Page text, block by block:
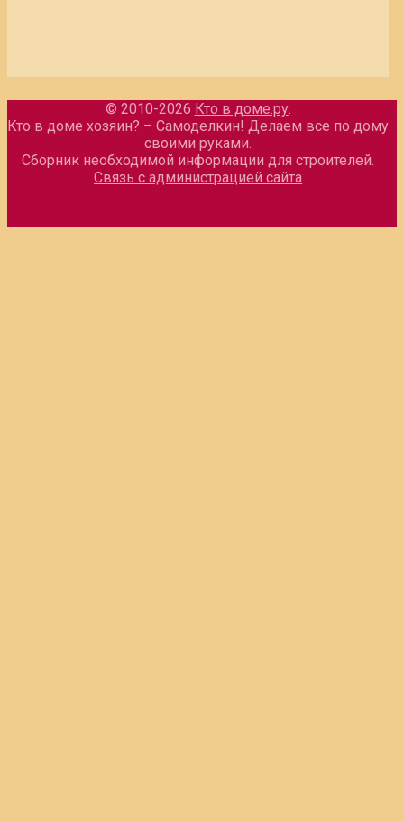
© 2010-2026 Кто в доме.ру.
Кто в доме хозяин? – Самоделкин! Делаем все по дому
своими руками.
Сборник необходимой информации для строителей.
Связь с администрацией сайта